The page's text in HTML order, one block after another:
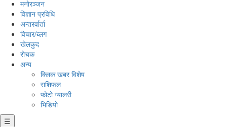
मनाेरञ्जन
विज्ञान प्रविधि
अन्तरर्वार्ता
विचार/ब्लग
खेलकुद
रोचक
अन्य
क्लिक खबर विशेष
राशिफल
फोटो ग्यालरी
भिडियो
☰